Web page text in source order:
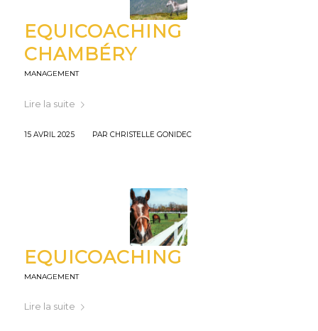
EQUICOACHING
CHAMBÉRY
MANAGEMENT
Lire la suite
15 AVRIL 2025 PAR CHRISTELLE GONIDEC
EQUICOACHING
MANAGEMENT
Lire la suite